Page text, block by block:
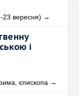
23 вересня) →
і
єпископа →